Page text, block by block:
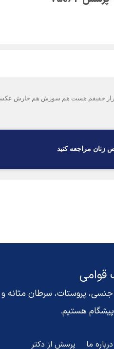
هنگام ادرار خفیفم هست هم سوزش هم
قوامی
جنسی، پروستات، سرطان
پیشگام هستیم.
درباره ما پرسش از دکتر